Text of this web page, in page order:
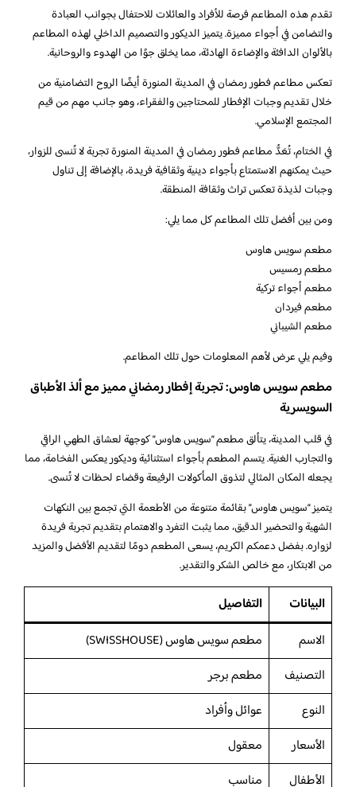
تقدم هذه المطاعم فرصة للأفراد والعائلات للاحتفال بجوانب العبادة
والتضامن في أجواء مميزة. يتميز الديكور والتصميم الداخلي لهذه المطاعم
بالألوان الدافئة والإضاءة الهادئة، مما يخلق جوًا من الهدوء والروحانية.
تعكس مطاعم فطور رمضان في المدينة المنورة أيضًا الروح التضامنية من
خلال تقديم وجبات الإفطار للمحتاجين والفقراء، وهو جانب مهم من قيم
المجتمع الإسلامي.
في الختام، تُعَدُّ مطاعم فطور رمضان في المدينة المنورة تجربة لا تُنسى للزوار،
حيث يمكنهم الاستمتاع بأجواء دينية وثقافية فريدة، بالإضافة إلى تناول
وجبات لذيذة تعكس تراث وثقافة المنطقة.
ومن بين أفضل تلك المطاعم كل مما يلي:
مطعم سويس هاوس
مطعم رمسيس
مطعم أجواء تركية
مطعم فيردان
مطعم الشيباني
وفيم يلي عرض لأهم المعلومات حول تلك المطاعم.
مطعم سويس هاوس: تجربة إفطار رمضاني مميز مع ألذ الأطباق
السويسرية
في قلب المدينة، يتألق مطعم “سويس هاوس” كوجهة لعشاق الطهي الراقي
والتجارب الغنية. يتسم المطعم بأجواء استثنائية وديكور يعكس الفخامة، مما
يجعله المكان المثالي لتذوق المأكولات الرفيعة وقضاء لحظات لا تُنسى.
يتميز “سويس هاوس” بقائمة متنوعة من الأطعمة التي تجمع بين النكهات
الشهية والتحضير الدقيق، مما يثبت التفرد والاهتمام بتقديم تجربة فريدة
لزواره. بفضل دعمكم الكريم، يسعى المطعم دومًا لتقديم الأفضل والمزيد
من الابتكار، مع خالص الشكر والتقدير.
البيانات
التفاصيل
الاسم
مطعم سويس هاوس (SWISSHOUSE)
التصنيف
مطعم برجر
النوع
عوائل وأفراد
الأسعار
معقول
الأطفال
مناسب